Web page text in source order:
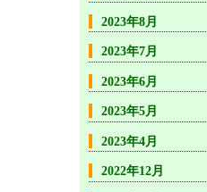
2023年8月
2023年7月
2023年6月
2023年5月
2023年4月
2022年12月